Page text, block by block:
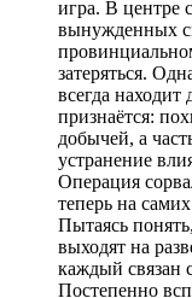
игра. В центре
вынужденных
затеряться.
всегда
признаётся:
добычей, а
устранение
Операция
теперь на
Пытаясь
выходят на
каждый связан
Постепенно